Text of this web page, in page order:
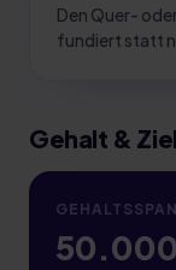
Den Quer-
fundiert statt
Gehalt &
50.000